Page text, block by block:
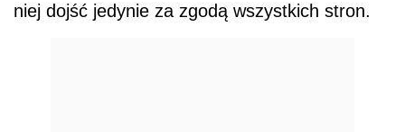
niej dojść jedynie za zgodą wszystkich stron.